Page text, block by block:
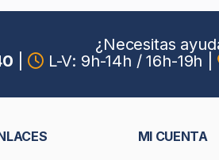
¿Necesitas
L-V: 9h-14h / 16h-19h
MI CUENTA